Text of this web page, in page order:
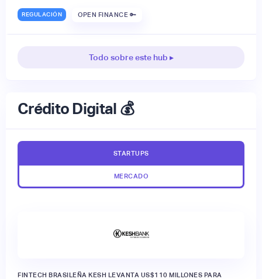
REGULACIÓN OPEN FINANCE 🔑
Todo sobre este hub ▸
Crédito Digital 💰
STARTUPS
MERCADO
FINTECH BRASILEÑA KESH LEVANTA US$110 MILLONES PARA